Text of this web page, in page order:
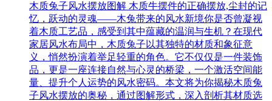
木质兔子风水摆放图解 木质牛摆件的正确摆放,尘封的记
忆，跃动的灵魂——木兔带来的风水新境你是否曾凝视
着木质工艺品，感受到其中蕴藏的温润与生机？在现代
家居风水布局中，木质兔子以其独特的材质和象征意
义，悄然扮演着举足轻重的角色。它不仅仅是一件装饰
品，更是一座连接自然与心灵的桥梁，一个激活空间能
量、提升个人运势的风水密码。本文将为你揭秘木质兔
子风水摆放的奥秘，通过图解形式，深入剖析其材质选